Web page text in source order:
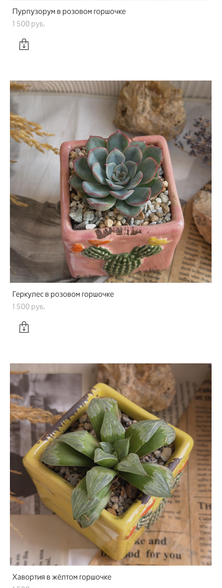
Пурпузорум в розовом горшочке
1 500 pуб.
Геркулес в розовом горшочке
1 500 pуб.
Хавортия в жёлтом горшочке